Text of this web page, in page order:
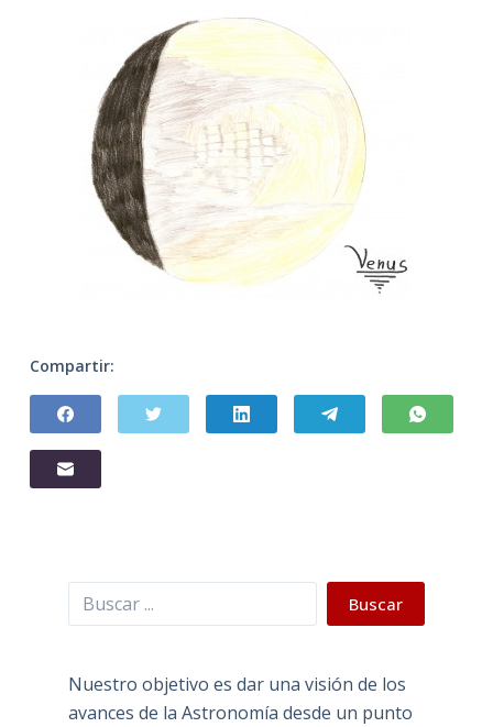
Compartir:
Buscar Buscar
Nuestro objetivo es dar una visión de los
avances de la Astronomía desde un punto